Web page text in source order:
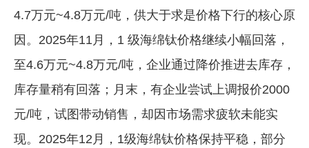
4.7万元~4.8万元/吨，供大于求是价格下行的核心原
因。2025年11月，1 级海绵钛价格继续小幅回落，
至4.6万元~4.8万元/吨，企业通过降价推进去库存，
库存量稍有回落；月末，有企业尝试上调报价2000
元/吨，试图带动销售，却因市场需求疲软未能实
现。2025年12月，1级海绵钛价格保持平稳，部分